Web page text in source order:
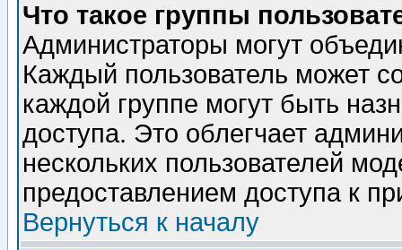
Что такое группы
Администраторы могут
Каждый пользователь может
каждой группе могут быть
доступа. Это облегчает
нескольких пользователей
предоставлением доступа к
Вернуться к началу